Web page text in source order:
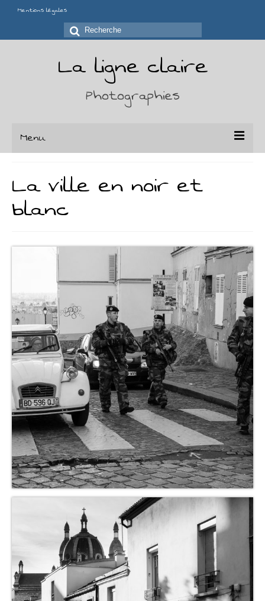
Mentions légales
Rechercher
:
La ligne claire
Photographies
Menu
Portfolio
Séries
Déchirures
Chariots
Sacs à mains
A propos
Présentation
S’abonner
Contact
Liens
La ville en noir et
blanc